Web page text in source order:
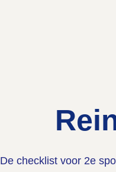
De checklist voor 2e